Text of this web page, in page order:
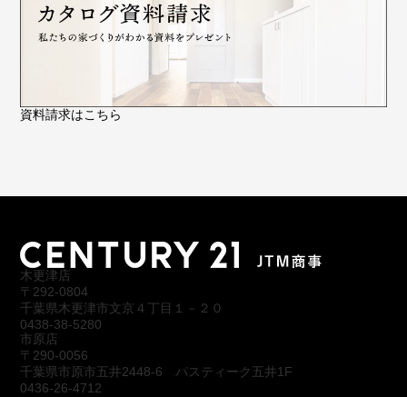
資料請求はこちら
木更津店
〒292-0804
千葉県木更津市文京４丁目１－２０
0438-38-5280
市原店
〒290-0056
千葉県市原市五井2448-6 パスティーク五井1F
0436-26-4712